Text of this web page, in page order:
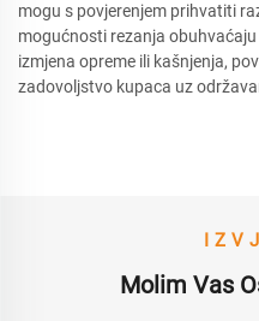
mogu s povjerenjem prihvatiti
mogućnosti rezanja
izmjena opreme ili kašnjenja,
zadovoljstvo kupaca uz
Molim Vas